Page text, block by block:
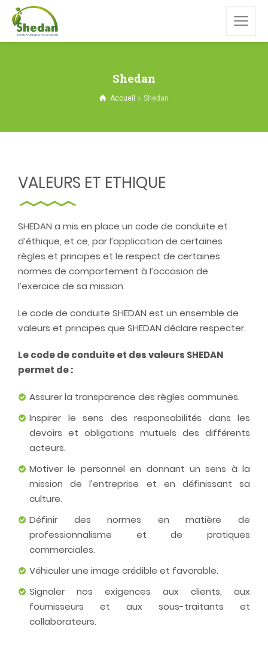
Shedan
Accueil Shedan
VALEURS ET ETHIQUE
SHEDAN a mis en place un code de conduite et
d’éthique, et ce, par l’application de certaines
règles et principes et le respect de certaines
normes de comportement à l’occasion de
l’exercice de sa mission.
Le code de conduite SHEDAN est un ensemble de
valeurs et principes que SHEDAN déclare respecter.
Le code de conduite et des valeurs SHEDAN
permet de :
Assurer la transparence des règles communes.
Inspirer le sens des responsabilités dans les
devoirs et obligations mutuels des différents
acteurs.
Motiver le personnel en donnant un sens à la
mission de l’entreprise et en définissant sa
culture.
Définir des normes en matière de
professionnalisme et de pratiques
commerciales.
Véhiculer une image crédible et favorable.
Signaler nos exigences aux clients, aux
fournisseurs et aux sous-traitants et
collaborateurs.